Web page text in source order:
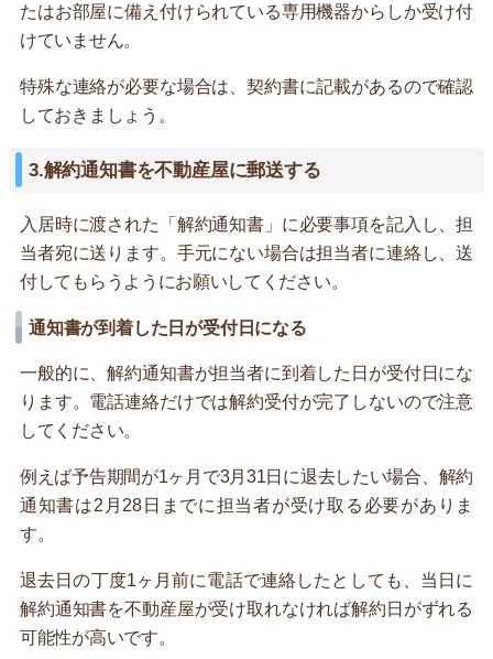
たはお部屋に備え付けられている専用機器からしか受け付
けていません。
特殊な連絡が必要な場合は、契約書に記載があるので確認
しておきましょう。
3.解約通知書を不動産屋に郵送する
入居時に渡された「解約通知書」に必要事項を記入し、担
当者宛に送ります。手元にない場合は担当者に連絡し、送
付してもらうようにお願いしてください。
通知書が到着した日が受付日になる
一般的に、解約通知書が担当者に到着した日が受付日にな
ります。電話連絡だけでは解約受付が完了しないので注意
してください。
例えば予告期間が1ヶ月で3月31日に退去したい場合、解約
通知書は2月28日までに担当者が受け取る必要がありま
す。
退去日の丁度1ヶ月前に電話で連絡したとしても、当日に
解約通知書を不動産屋が受け取れなければ解約日がずれる
可能性が高いです。